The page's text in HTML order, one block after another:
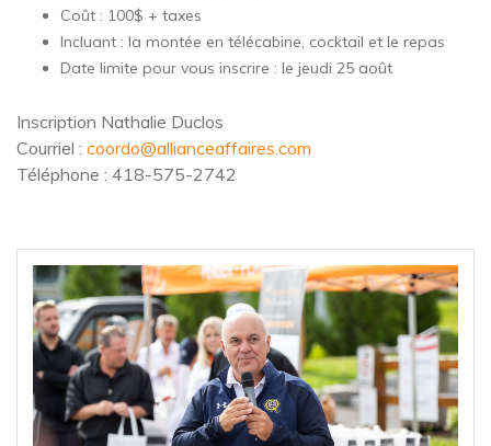
Coût : 100$ + taxes
Incluant : la montée en télécabine, cocktail et le repas
Date limite pour vous inscrire : le jeudi 25 août
Inscription Nathalie Duclos
Courriel : coordo@allianceaffaires.com
Téléphone : 418-575-2742